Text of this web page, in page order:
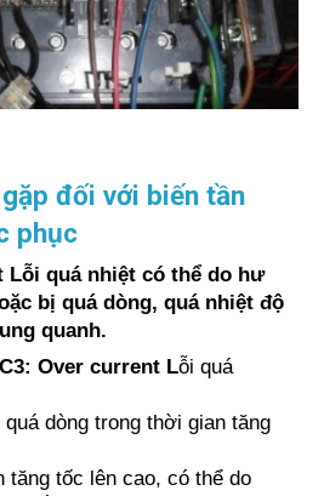
đối với biến tần
phục
Lỗi quá nhiệt có thể do hư
bị quá dòng, quá nhiệt độ
quanh.
Over current Lỗi quá
dòng trong thời gian tăng
tăng tốc lên cao, có thể do